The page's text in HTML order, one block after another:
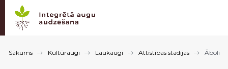
Sākums Kultūraugi Laukaugi Attīstības stadijas